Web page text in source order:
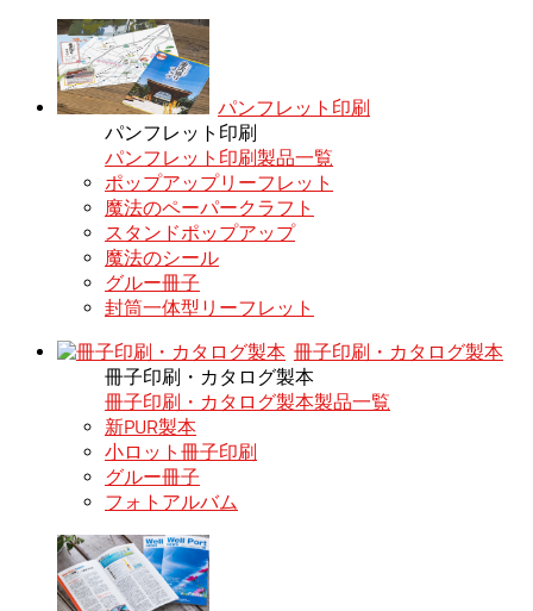
パンフレット印刷
パンフレット印刷
パンフレット印刷製品一覧
ポップアップリーフレット
魔法のペーパークラフト
スタンドポップアップ
魔法のシール
グルー冊子
封筒一体型リーフレット
冊子印刷・カタログ製本
冊子印刷・カタログ製本
冊子印刷・カタログ製本製品一覧
新PUR製本
小ロット冊子印刷
グルー冊子
フォトアルバム